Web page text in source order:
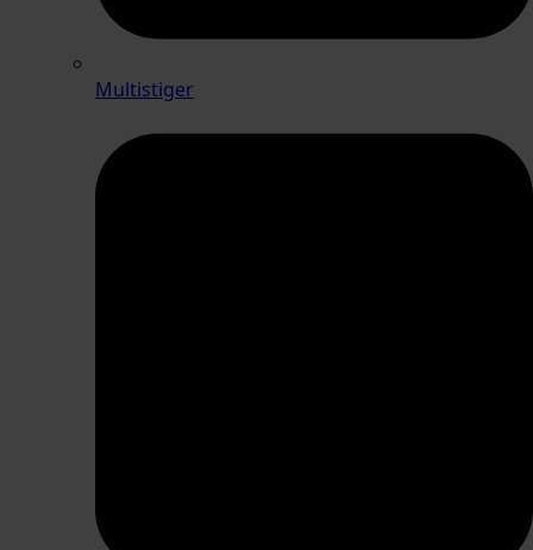
Multistiger